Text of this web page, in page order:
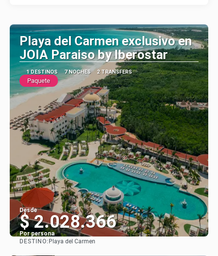
Playa del Carmen exclusivo en
JOIA Paraiso by Iberostar
1 DESTINOS 7 NOCHES 2 TRANSFERS
Paquete
Desde
$ 2.028.366
Por persona
DESTINO: Playa del Carmen